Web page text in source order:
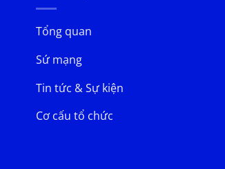
Tổng quan
Sứ mạng
Tin tức & Sự kiện
Cơ cấu tổ chức